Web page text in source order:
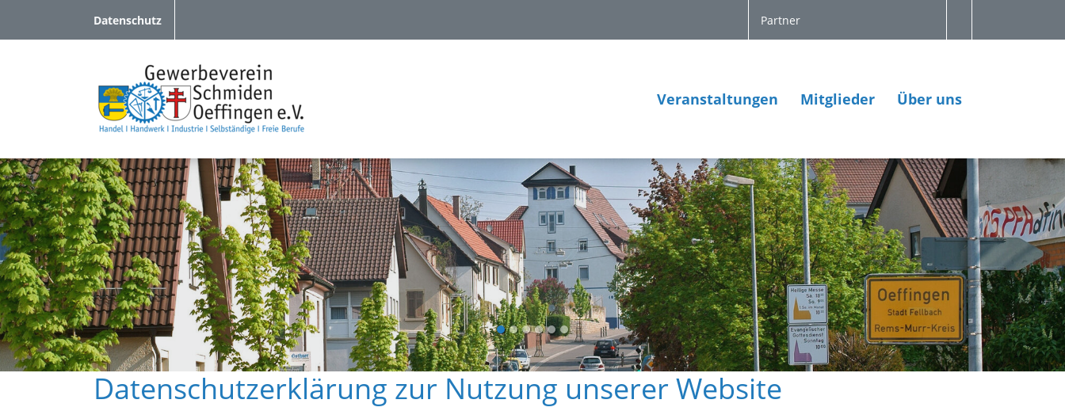
Datenschutz Partner
Veranstaltungen Mitglieder Über uns
Datenschutzerklärung zur Nutzung unserer Website